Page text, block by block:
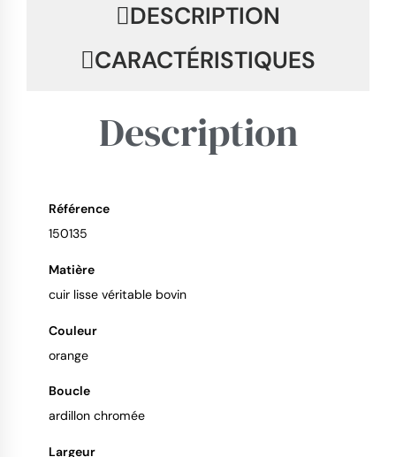
DESCRIPTION
CARACTÉRISTIQUES
Description
Référence
150135
Matière
cuir lisse véritable bovin
Couleur
orange
Boucle
ardillon chromée
Largeur